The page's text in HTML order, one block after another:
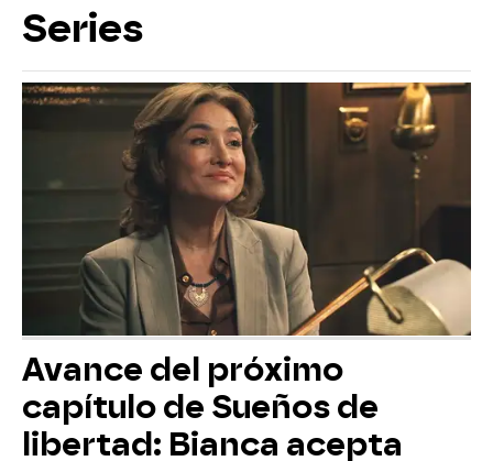
Series
Avance del próximo
capítulo de Sueños de
libertad: Bianca acepta